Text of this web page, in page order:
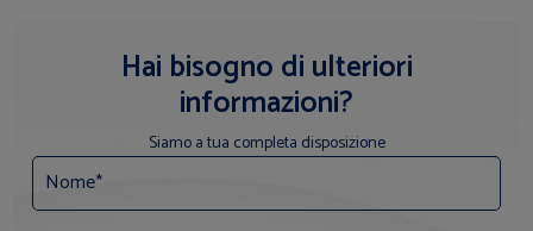
Hai bisogno di ulteriori
informazioni?
Siamo a tua completa disposizione